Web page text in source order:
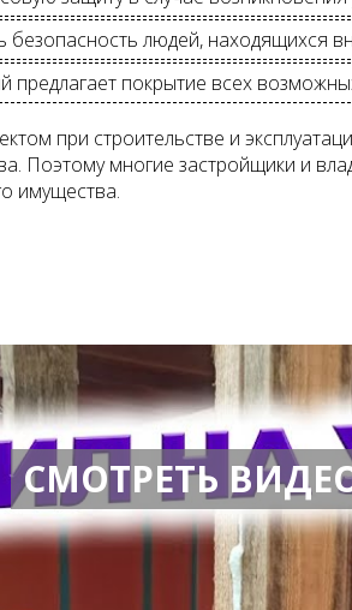
людей, находящихся
предлагает покрытие всех
при строительстве и
Поэтому многие застройщики и
имущества.
СМОТРЕТЬ